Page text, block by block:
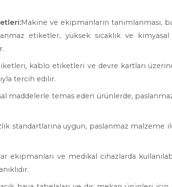
Makine ve ekipmanların tanımlanması,
etiketler, yüksek sıcaklık ve
kablo etiketleri ve devre kartları
tercih edilir.
maddelerle temas eden ürünlerde,
standartlarına uygun, paslanmaz malzeme
ekipmanları ve medikal cihazlarda